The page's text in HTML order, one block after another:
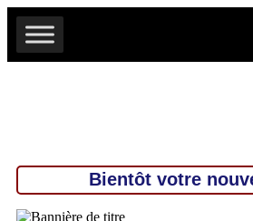
Bientôt votre